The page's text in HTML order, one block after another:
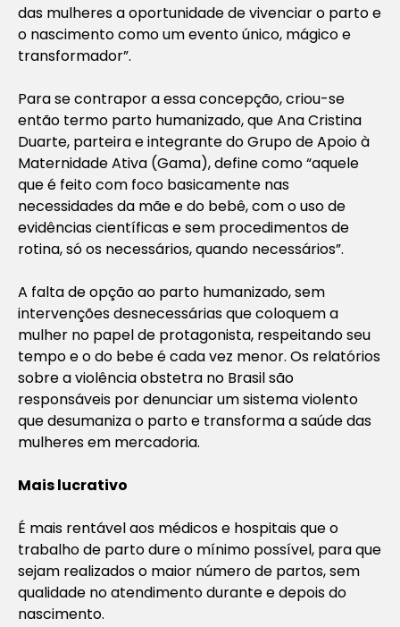
das mulheres a oportunidade de vivenciar o parto e
o nascimento como um evento único, mágico e
transformador”.
Para se contrapor a essa concepção, criou-se
então termo parto humanizado, que Ana Cristina
Duarte, parteira e integrante do Grupo de Apoio à
Maternidade Ativa (Gama), define como “aquele
que é feito com foco basicamente nas
necessidades da mãe e do bebê, com o uso de
evidências científicas e sem procedimentos de
rotina, só os necessários, quando necessários”.
A falta de opção ao parto humanizado, sem
intervenções desnecessárias que coloquem a
mulher no papel de protagonista, respeitando seu
tempo e o do bebe é cada vez menor. Os relatórios
sobre a violência obstetra no Brasil são
responsáveis por denunciar um sistema violento
que desumaniza o parto e transforma a saúde das
mulheres em mercadoria.
Mais lucrativo
É mais rentável aos médicos e hospitais que o
trabalho de parto dure o mínimo possível, para que
sejam realizados o maior número de partos, sem
qualidade no atendimento durante e depois do
nascimento.